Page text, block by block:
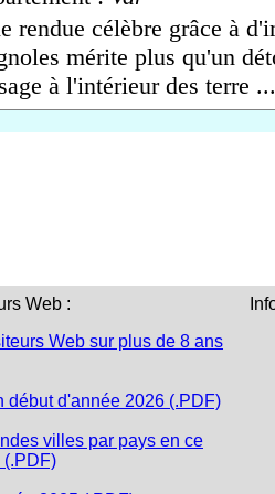
rendue célèbre grâce à
mérite plus qu'un
à l'intérieur des terre ...
Web :
Web sur plus de 8 ans
début d'année 2026 (.PDF)
villes par pays en ce
(.PDF)